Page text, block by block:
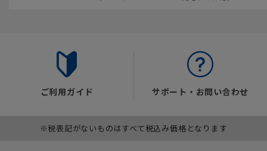
ご利用ガイド サポート・お問い合わせ
※税表記がないものはすべて税込み価格となります